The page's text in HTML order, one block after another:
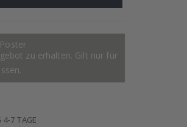
zu erhalten. Gilt nur für
4-7 TAGE